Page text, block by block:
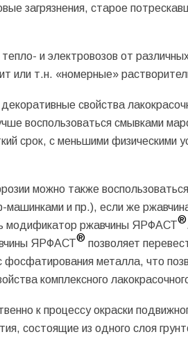
загрязнения, старое
и электровозов от
или т.н. «номерные»
свойства
воспользоваться смывками
срок, с меньшими физическими
можно также
и пр.), если же
модификатор ржавчины ЯРФАСТ®
ЯРФАСТ® позволяет
металла, что
комплексного
к процессу окраски
состоящие из одного слоя